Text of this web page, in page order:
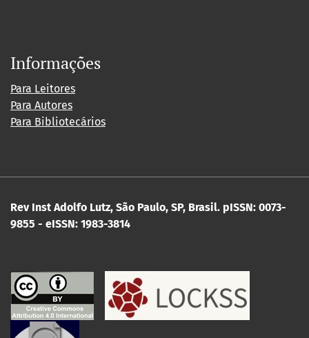
Informações
Para Leitores
Para Autores
Para Bibliotecários
Rev Inst Adolfo Lutz, São Paulo, SP, Brasil. pISSN: 0073-
9855 - eISSN: 1983-3814